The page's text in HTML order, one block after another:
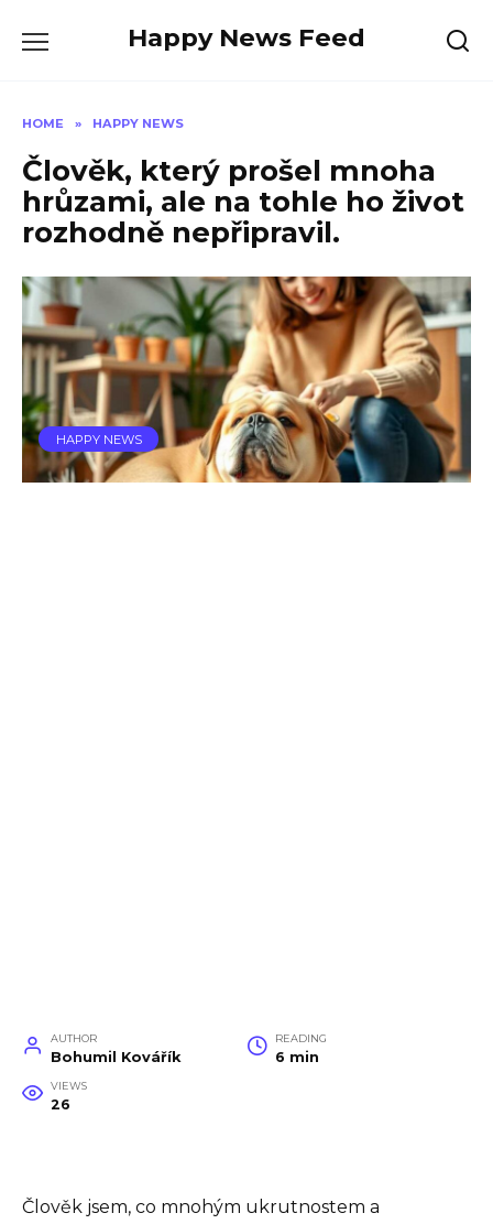
Happy News Feed
HOME » HAPPY NEWS
Člověk, který prošel mnoha
hrůzami, ale na tohle ho život
rozhodně nepřipravil.
HAPPY NEWS
AUTHOR
Bohumil Kovářík
READING
6 min
VIEWS
26
Člověk jsem, co mnohým ukrutnostem a